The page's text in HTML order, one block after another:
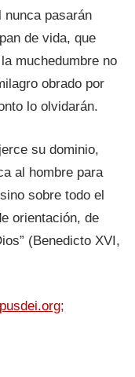
nunca pasarán
de vida, que
muchedumbre no
obrado por
lo olvidarán.
su dominio,
al hombre para
sobre todo el
orientación, de
(Benedicto XVI,